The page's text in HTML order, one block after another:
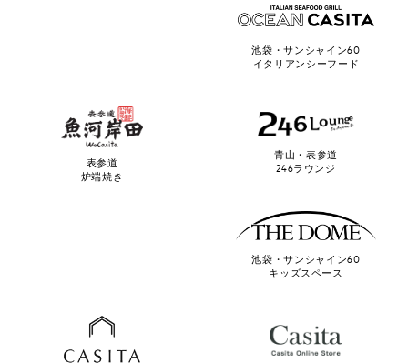
池袋・サンシャイン60
イタリアンシーフード
表参道
炉端焼き
青山・表参道
246ラウンジ
池袋・サンシャイン60
キッズスペース